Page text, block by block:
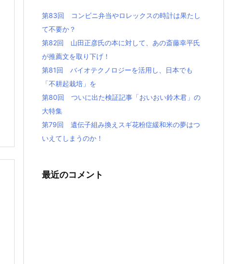
第83回 コンビニ弁当やロレックスの時計は果たし
て不要か？
第82回 山田正彦氏の本に対して、あの斎藤幸平氏
が推薦文を取り下げ！
第81回 バイオテクノロジーを活用し、日本でも
「不耕起栽培」を
第80回 ついに出た検証記事「おいおい鈴木君」の
大特集
第79回 遺伝子組み換えスギ花粉症緩和米の夢はつ
いえてしまうのか！
最近のコメント